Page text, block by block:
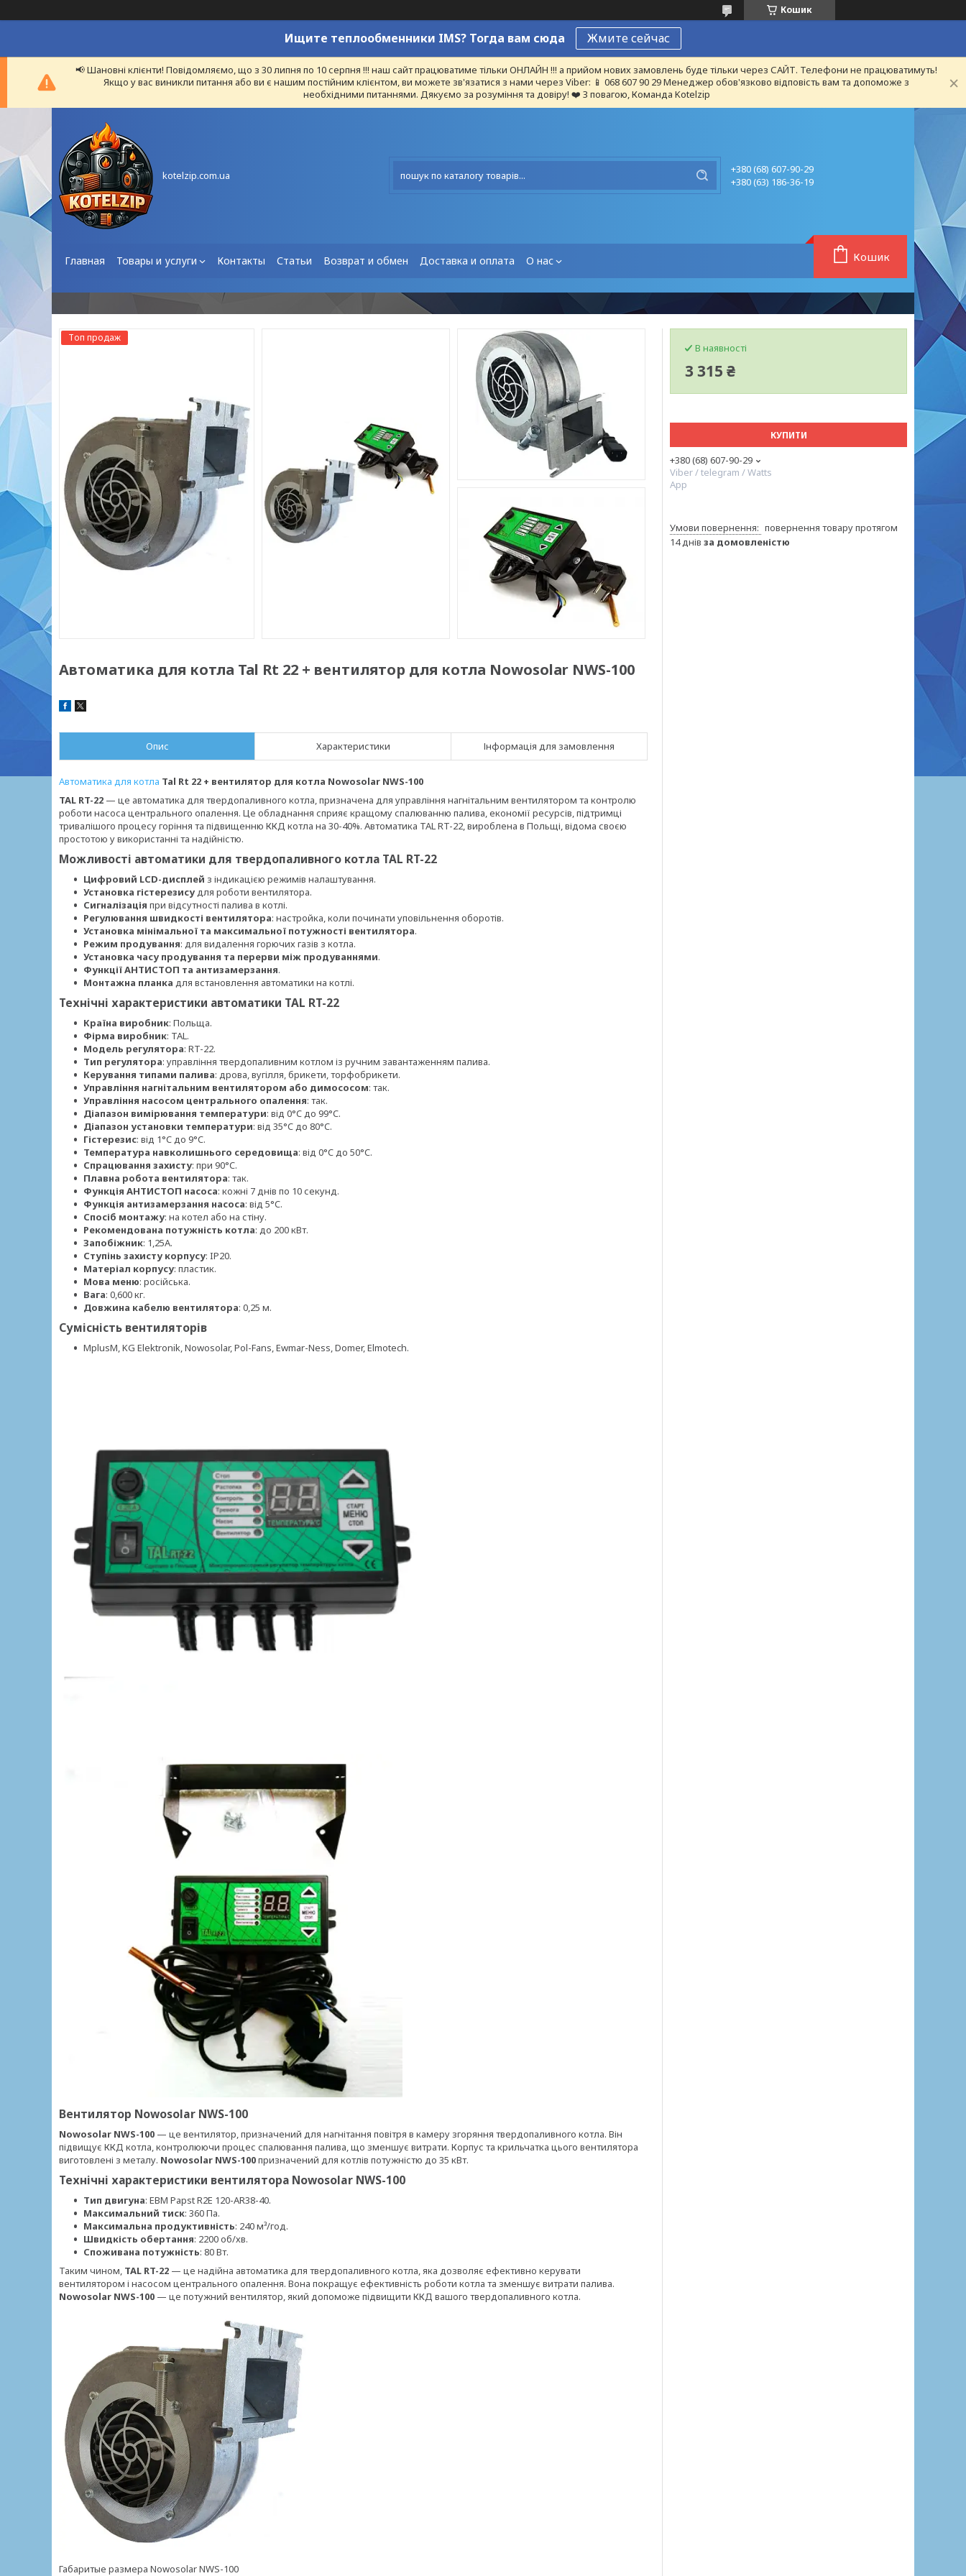
Кошик
Ищите теплообменники IMS? Тогда вам сюда Жмите сейчас
📢 Шановні клієнти! Повідомляємо, що з 30 липня по 10 серпня !!! наш сайт працюватиме тільки ОНЛАЙН !!! а прийом нових замовлень буде тільки через САЙТ. Телефони не працюватимуть!
Якщо у вас виникли питання або ви є нашим постійним клієнтом, ви можете зв'язатися з нами через Viber: 📱 068 607 90 29 Менеджер обов'язково відповість вам та допоможе з
необхідними питаннями. Дякуємо за розуміння та довіру! ❤️ З повагою, Команда Kotelzip
kotelzip.com.ua
+380 (68) 607-90-29
+380 (63) 186-36-19
Главная Товары и услуги Контакты Статьи Возврат и обмен Доставка и оплата О нас Кошик
Топ продаж
Автоматика для котла Tal Rt 22 + вентилятор для котла Nowosolar NWS-100
Опис Характеристики Інформація для замовлення
Автоматика для котла Tal Rt 22 + вентилятор для котла Nowosolar NWS-100
TAL RT-22 — це автоматика для твердопаливного котла, призначена для управління нагнітальним вентилятором та контролю
роботи насоса центрального опалення. Це обладнання сприяє кращому спалюванню палива, економії ресурсів, підтримці
тривалішого процесу горіння та підвищенню ККД котла на 30-40%. Автоматика TAL RT-22, вироблена в Польщі, відома своєю
простотою у використанні та надійністю.
Можливості автоматики для твердопаливного котла TAL RT-22
Цифровий LCD-дисплей з індикацією режимів налаштування.
Установка гістерезисудля роботи вентилятора.
Сигналізація при відсутності палива в котлі.
Регулювання швидкості вентилятора: настройка, коли починати уповільнення оборотів.
Установка мінімальної та максимальної потужності вентилятора.
Режим продування: для видалення горючих газів з котла.
Установка часу продування та перерви між продуваннями.
Функції АНТИСТОП та антизамерзання.
Монтажна планка для встановлення автоматики на котлі.
Технічні характеристики автоматики TAL RT-22
Країна виробник: Польща.
Фірма виробник: TAL.
Модель регулятора: RT-22.
Тип регулятора: управління твердопаливним котлом із ручним завантаженням палива.
Керування типами палива: дрова, вугілля, брикети, торфобрикети.
Управління нагнітальним вентилятором або димососом: так.
Управління насосом центрального опалення: так.
Діапазон вимірювання температури: від 0°C до 99°C.
Діапазон установки температури: від 35°C до 80°C.
Гістерезис: від 1°C до 9°C.
Температура навколишнього середовища: від 0°C до 50°C.
Спрацювання захисту: при 90°C.
Плавна робота вентилятора: так.
Функція АНТИСТОП насоса: кожні 7 днів по 10 секунд.
Функція антизамерзання насоса: від 5°C.
Спосіб монтажу: на котел або на стіну.
Рекомендована потужність котла: до 200 кВт.
Запобіжник: 1,25А.
Ступінь захисту корпусу: IP20.
Матеріал корпусу: пластик.
Мова меню: російська.
Вага: 0,600 кг.
Довжина кабелю вентилятора: 0,25 м.
Сумісність вентиляторів
MplusM, KG Elektronik, Nowosolar, Pol-Fans, Ewmar-Ness, Domer, Elmotech.
Вентилятор Nowosolar NWS-100
Nowosolar NWS-100 — це вентилятор, призначений для нагнітання повітря в камеру згоряння твердопаливного котла. Він
підвищує ККД котла, контролюючи процес спалювання палива, що зменшує витрати. Корпус та крильчатка цього вентилятора
виготовлені з металу. Nowosolar NWS-100призначений для котлів потужністю до 35 кВт.
Технічні характеристики вентилятора Nowosolar NWS-100
Тип двигуна: EBM Papst R2E 120-AR38-40.
Максимальний тиск: 360 Па.
Максимальна продуктивність: 240 м³/год.
Швидкість обертання: 2200 об/хв.
Споживана потужність: 80 Вт.
Таким чином, TAL RT-22 — це надійна автоматика для твердопаливного котла, яка дозволяє ефективно керувати
вентилятором і насосом центрального опалення. Вона покращує ефективність роботи котла та зменшує витрати палива.
Nowosolar NWS-100 — це потужний вентилятор, який допоможе підвищити ККД вашого твердопаливного котла.
Габаритые размера Nowosolar NWS-100
В наявності
3 315 ₴
КУПИТИ
+380 (68) 607-90-29
Viber / telegram / Watts
App
повернення товару протягом
14 днів за домовленістю